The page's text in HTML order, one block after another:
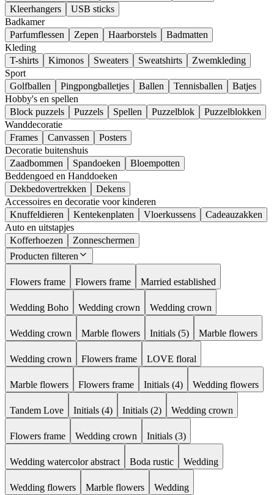
Kleerhangers
USB sticks
Badkamer
Parfumflessen
Zepen Haarborstels
Badmatten
Kleding
T-shirts
Kimonos Sweaters Sweatshirts
Zwemkleding
Sport
Golfballen
Pingpongballetjes Ballen Tennisballen
Batjes
Hobby's en spellen
Block puzzels
Puzzels Spellen Puzzelblok
Puzzelblokken
Wanddecoratie
Frames
Canvassen
Posters
Decoratie buitenshuis
Zaadbommen
Spandoeken
Bloempotten
Beddengoed en Handdoeken
Dekbedovertrekken
Dekens
Accessoires en decoratie voor kinderen
Knuffeldieren
Kentekenplaten Vloerkussens
Cadeauzakken
Auto en uitstapjes
Kofferhoezen
Zonneschermen
Producten filteren
Flowers frame Flowers frame Married established
Wedding Boho Wedding crown Wedding crown
Wedding crown Marble flowers Initials (5) Marble flowers
Wedding crown Flowers frame LOVE floral
Marble flowers Flowers frame Initials (4) Wedding flowers
Tandem Love Initials (4) Initials (2) Wedding crown
Flowers frame Wedding crown Initials (3)
Wedding watercolor abstract Boda rustic Wedding
Wedding flowers Marble flowers Wedding